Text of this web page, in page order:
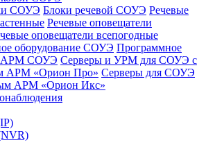
СОУЭ Блоки речевой СОУЭ Речевые
Речевые оповещатели
оповещатели всепогодные
оборудование СОУЭ Программное
АРМ СОУЭ Серверы и УРМ для СОУЭ с
АРМ «Орион Про» Серверы для СОУЭ
АРМ «Орион Икс»